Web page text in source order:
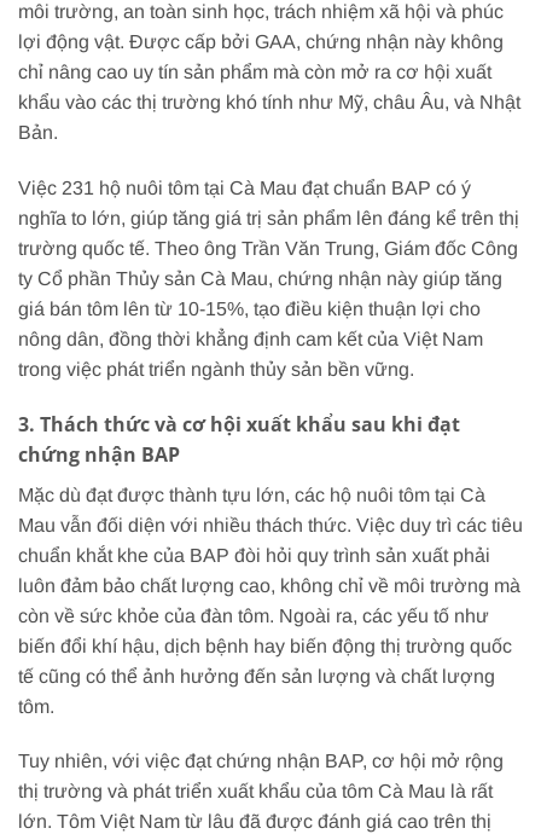
môi trường, an toàn sinh học, trách nhiệm xã hội và phúc
lợi động vật. Được cấp bởi GAA, chứng nhận này không
chỉ nâng cao uy tín sản phẩm mà còn mở ra cơ hội xuất
khẩu vào các thị trường khó tính như Mỹ, châu Âu, và Nhật
Bản.
Việc 231 hộ nuôi tôm tại Cà Mau đạt chuẩn BAP có ý
nghĩa to lớn, giúp tăng giá trị sản phẩm lên đáng kể trên thị
trường quốc tế. Theo ông Trần Văn Trung, Giám đốc Công
ty Cổ phần Thủy sản Cà Mau, chứng nhận này giúp tăng
giá bán tôm lên từ 10-15%, tạo điều kiện thuận lợi cho
nông dân, đồng thời khẳng định cam kết của Việt Nam
trong việc phát triển ngành thủy sản bền vững.
3. Thách thức và cơ hội xuất khẩu sau khi đạt
chứng nhận BAP
Mặc dù đạt được thành tựu lớn, các hộ nuôi tôm tại Cà
Mau vẫn đối diện với nhiều thách thức. Việc duy trì các tiêu
chuẩn khắt khe của BAP đòi hỏi quy trình sản xuất phải
luôn đảm bảo chất lượng cao, không chỉ về môi trường mà
còn về sức khỏe của đàn tôm. Ngoài ra, các yếu tố như
biến đổi khí hậu, dịch bệnh hay biến động thị trường quốc
tế cũng có thể ảnh hưởng đến sản lượng và chất lượng
tôm.
Tuy nhiên, với việc đạt chứng nhận BAP, cơ hội mở rộng
thị trường và phát triển xuất khẩu của tôm Cà Mau là rất
lớn. Tôm Việt Nam từ lâu đã được đánh giá cao trên thị